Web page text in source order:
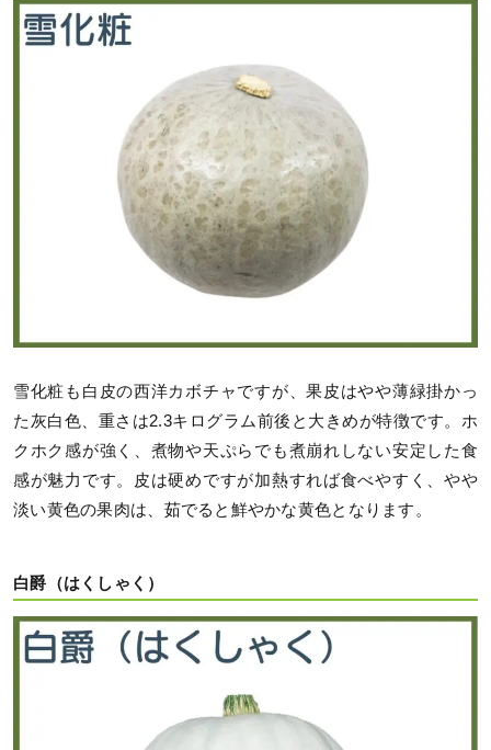
雪化粧も白皮の西洋カボチャですが、果皮はやや薄緑掛かっ
た灰白色、重さは2.3キログラム前後と大きめが特徴です。ホ
クホク感が強く、煮物や天ぷらでも煮崩れしない安定した食
感が魅力です。皮は硬めですが加熱すれば食べやすく、やや
淡い黄色の果肉は、茹でると鮮やかな黄色となります。
白爵（はくしゃく）